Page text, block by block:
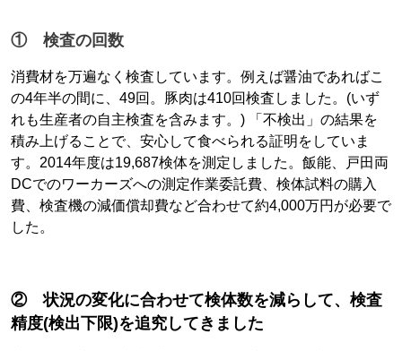
① 検査の回数
消費材を万遍なく検査しています。例えば醤油であればこ
の4年半の間に、49回。豚肉は410回検査しました。(いず
れも生産者の自主検査を含みます。) 「不検出」の結果を
積み上げることで、安心して食べられる証明をしていま
す。2014年度は19,687検体を測定しました。飯能、戸田両
DCでのワーカーズへの測定作業委託費、検体試料の購入
費、検査機の減価償却費など合わせて約4,000万円が必要で
した。
② 状況の変化に合わせて検体数を減らして、検査
精度(検出下限)を追究してきました